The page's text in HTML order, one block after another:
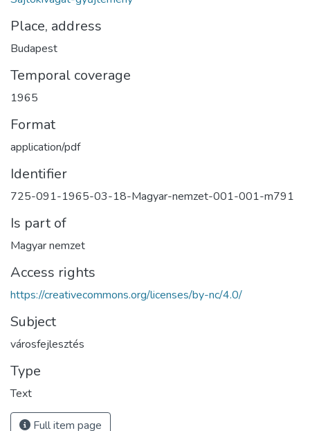
Place, address
Budapest
Temporal coverage
1965
Format
application/pdf
Identifier
725-091-1965-03-18-Magyar-nemzet-001-001-m791
Is part of
Magyar nemzet
Access rights
https://creativecommons.org/licenses/by-nc/4.0/
Subject
városfejlesztés
Type
Text
Full item page